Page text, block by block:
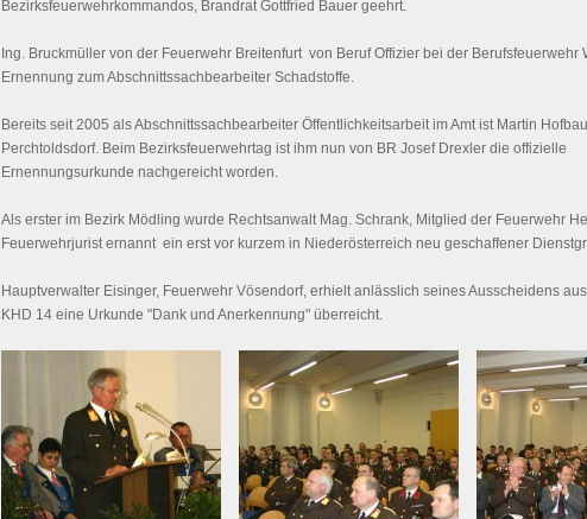
Bezirksfeuerwehrkommandos, Brandrat Gottfried Bauer geehrt.
Ing. Bruckmüller von der Feuerwehr Breitenfurt  von Beruf Offizier bei der Berufsfeuerwehr
Ernennung zum Abschnittssachbearbeiter Schadstoffe.
Bereits seit 2005 als Abschnittssachbearbeiter Öffentlichkeitsarbeit im Amt ist Martin
Perchtoldsdorf. Beim Bezirksfeuerwehrtag ist ihm nun von BR Josef Drexler die offizielle
Ernennungsurkunde nachgereicht worden.
Als erster im Bezirk Mödling wurde Rechtsanwalt Mag. Schrank, Mitglied der Feuerwehr
Feuerwehrjurist ernannt  ein erst vor kurzem in Niederösterreich neu geschaffener
Hauptverwalter Eisinger, Feuerwehr Vösendorf, erhielt anlässlich seines Ausscheidens
KHD 14 eine Urkunde "Dank und Anerkennung" überreicht.